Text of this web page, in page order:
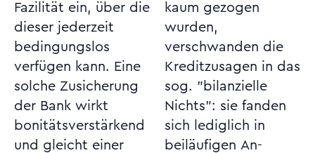
Fazilität ein, über die
dieser jederzeit
bedingungslos
verfügen kann. Eine
solche Zusicherung
der Bank wirkt
bonitätsverstärkend
und gleicht einer
kaum gezogen
wurden,
verschwanden die
Kreditzusagen in das
sog. "bilanzielle
Nichts": sie fanden
sich lediglich in
beiläufigen An-